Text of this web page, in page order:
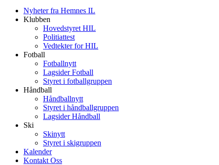
Nyheter fra Hemnes IL
Klubben
Hovedstyret HIL
Politiattest
Vedtekter for HIL
Fotball
Fotballnytt
Lagsider Fotball
Styret i fotballgruppen
Håndball
Håndballnytt
Styret i håndballgruppen
Lagsider Håndball
Ski
Skinytt
Styret i skigruppen
Kalender
Kontakt Oss